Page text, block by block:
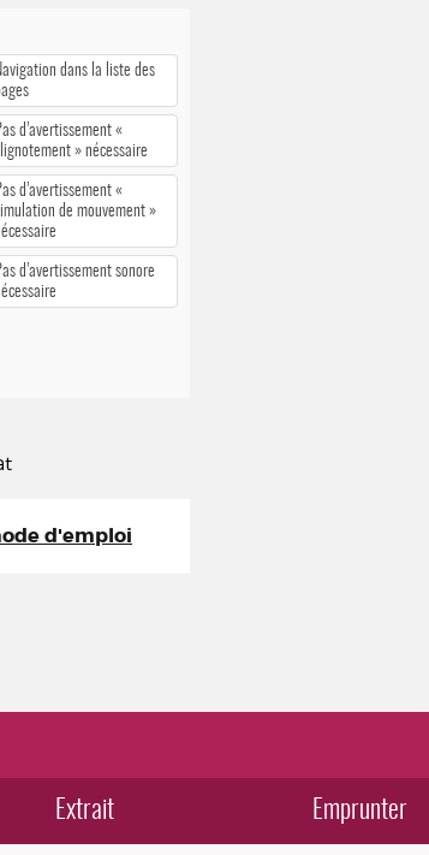
dans la liste des
d’avertissement «
» nécessaire
d’avertissement «
de mouvement »
d’avertissement sonore
d'emploi
Extrait Emprunter